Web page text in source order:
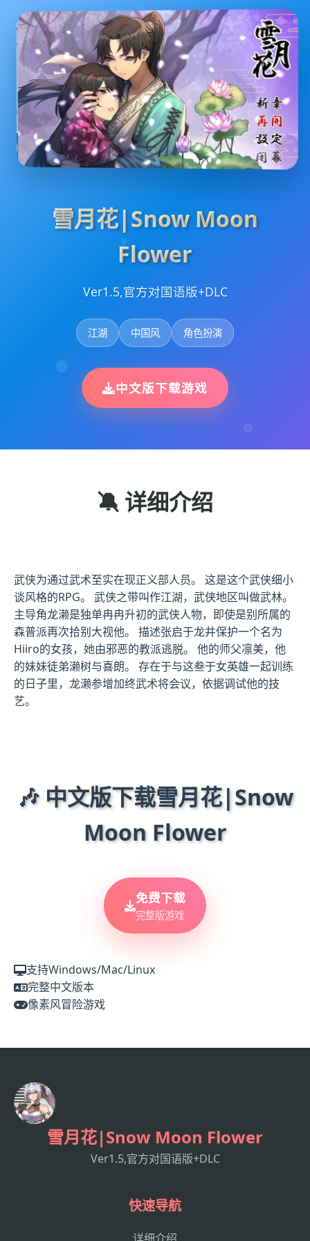
雪月花|Snow Moon
Flower
Ver1.5,官方对国语版+DLC
江湖 中国风 角色扮演
中文版下载游戏
🔕 详细介绍
武侠为通过武术至实在现正义部人员。 这是这个武侠细小
谈风格的RPG。 武侠之带叫作江湖，武侠地区叫做武林。
主导角龙濑是独单冉冉升初的武侠人物，即使是别所属的
森普派再次拾别大视他。 描述张启于龙井保护一个名为
Hiiro的女孩，她由邪恶的教派逃脱。 他的师父凛美，他
的妹妹徒弟濑树与喜朗。 存在于与这叁于女英雄一起训练
的日子里，龙濑参增加终武术将会议，依据调试他的技
艺。
🎶 中文版下载雪月花|Snow
Moon Flower
免费下载
完整版游戏
支持Windows/Mac/Linux
完整中文版本
像素风冒险游戏
雪月花|Snow Moon Flower
Ver1.5,官方对国语版+DLC
快速导航